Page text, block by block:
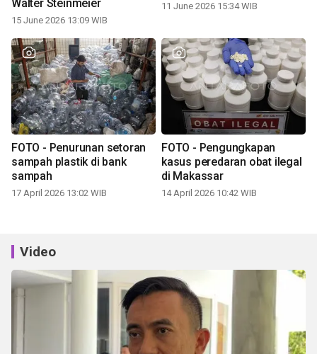
Walter Steinmeier
15 June 2026 13:09 WIB
11 June 2026 15:34 WIB
FOTO - Penurunan setoran
sampah plastik di bank
sampah
17 April 2026 13:02 WIB
FOTO - Pengungkapan
kasus peredaran obat ilegal
di Makassar
14 April 2026 10:42 WIB
Video